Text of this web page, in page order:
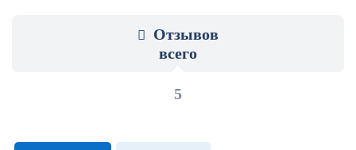
Отзывов
всего
5